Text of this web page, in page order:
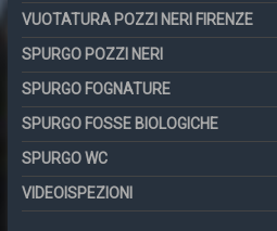
VUOTATURA POZZI NERI FIRENZE
SPURGO POZZI NERI
SPURGO FOGNATURE
SPURGO FOSSE BIOLOGICHE
SPURGO WC
VIDEOISPEZIONI